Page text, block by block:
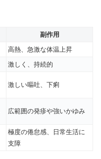
副作用
高熱、急激な体温上昇
激しく、持続的
激しい嘔吐、下痢
広範囲の発疹や強いかゆみ
極度の倦怠感、日常生活に
支障